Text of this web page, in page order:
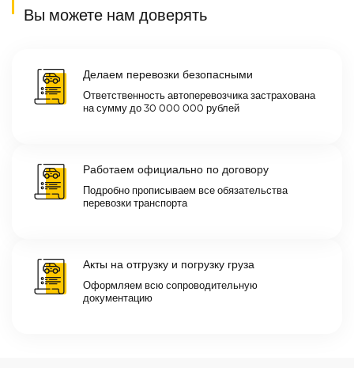
Вы можете нам доверять
Делаем перевозки безопасными
Ответственность автоперевозчика застрахована
на сумму до 30 000 000 рублей
Работаем официально по договору
Подробно прописываем все обязательства
перевозки транспорта
Акты на отгрузку и погрузку груза
Оформляем всю сопроводительную
документацию